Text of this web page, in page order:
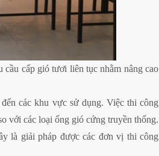
cấp gió tươi liên tục nhằm nâng cao
các khu vực sử dụng. Việc thi công
với các loại ống gió cứng truyền thống.
là giải pháp được các đơn vị thi công